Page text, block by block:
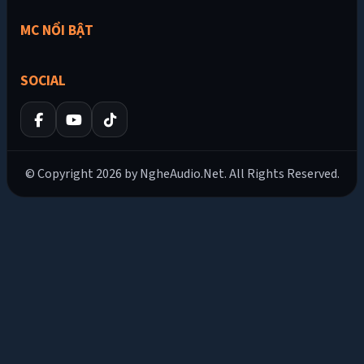
MC NỔI BẬT
SOCIAL
© Copyright 2026 by NgheAudio.Net. All Rights Reserved.